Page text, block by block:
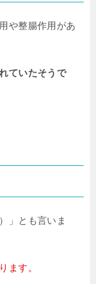
や整腸作用があ
ていたそうで
」とも言いま
ます。